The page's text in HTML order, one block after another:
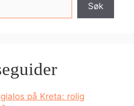
Søk
på Kreta: rolig